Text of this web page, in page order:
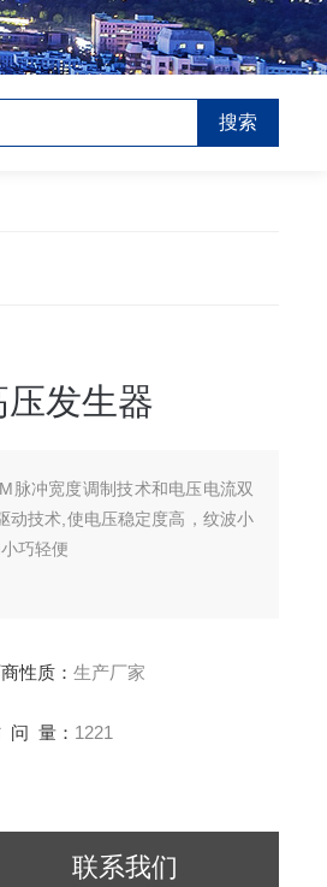
发生器
脉冲宽度调制技术和电压电流双
动技术,使电压稳定度高，纹波小
巧轻便
性质：生产厂家
问 量： 1221
联系我们